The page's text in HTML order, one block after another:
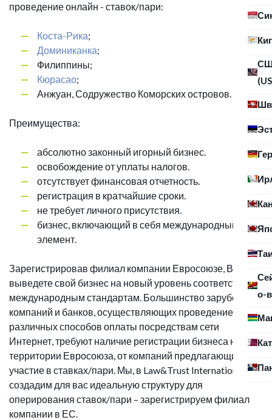
о-
проведение онлайн - ставок/пари:
Коста-Рика;
Доминиканка;
Филиппины;
Кюрасао;
Анжуан, Содружество Коморских островов.
Преимущества:
абсолютно законный игорный бизнес.
освобождение от уплаты налогов.
отсутствует финансовая отчетность.
регистрация в кратчайшие сроки.
не требует личного присутствия.
бизнес, включающий в себя международный
элемент.
Зарегистрировав филиал компании Евросоюзе, Вы
выведете свой бизнес на новый уровень соответствия
международным стандартам. Большинство зарубежных
компаний и банков, осуществляющих проведение
различных способов оплаты посредствам сети
Интернет, требуют наличие регистрации бизнеса на
территории Евросоюза, от компаний предлагающих
участие в ставках/пари. Мы, в Law&Trust International ,
создадим для вас идеальную структуру для
оперирования ставок/пари – зарегистрируем филиал
компании в ЕС.